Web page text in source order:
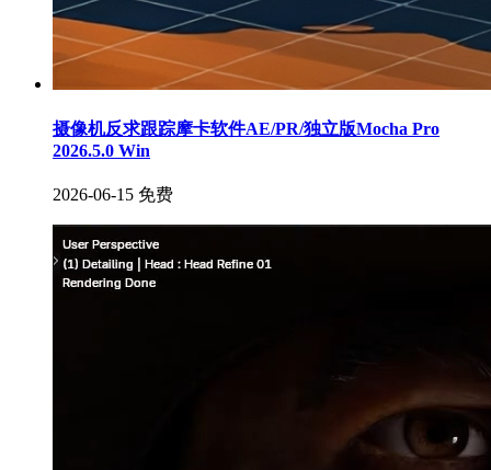
摄像机反求跟踪摩卡软件AE/PR/独立版Mocha Pro
2026.5.0 Win
2026-06-15 免费